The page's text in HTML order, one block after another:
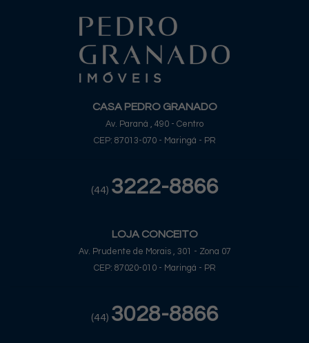
CASA PEDRO GRANADO
Av. Paraná , 490 - Centro
CEP: 87013-070 - Maringá - PR
(44) 3222-8866
LOJA CONCEITO
Av. Prudente de Morais , 301 - Zona 07
CEP: 87020-010 - Maringá - PR
(44) 3028-8866